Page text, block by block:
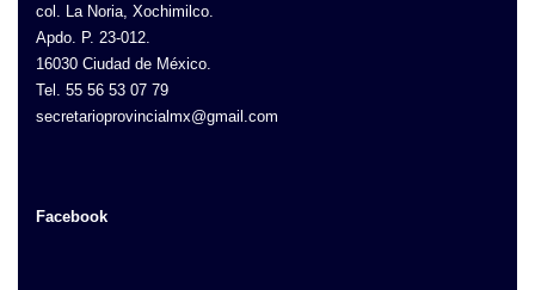
col. La Noria, Xochimilco.
Apdo. P. 23-012.
16030 Ciudad de México.
Tel. 55 56 53 07 79
secretarioprovincialmx@gmail.com
Facebook